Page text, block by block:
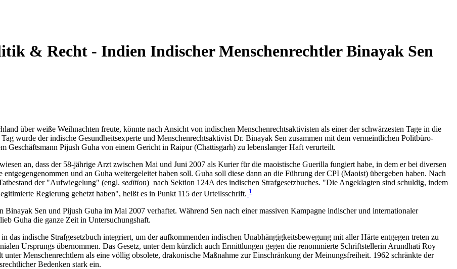
& Recht - Indien Indischer Menschenrechtler Binayak Sen
über weiße Weihnachten freute, könnte nach Ansicht von indischen Menschenrechtsaktivisten als einer der schwärzesten Tage in die
wurde der indische Gesundheitsexperte und Menschenrechtsaktivist Dr. Binayak Sen zusammen mit dem vermeintlichen Politbüro-
Geschäftsmann Pijush Guha von einem Gericht in Raipur (Chattisgarh) zu lebenslanger Haft verurteilt.
an, dass der 58-jährige Arzt zwischen Mai und Juni 2007 als Kurier für die maoistische Guerilla fungiert habe, in dem er bei diversen
und an Guha weitergeleitet haben soll. Guha soll diese dann an die Führung der CPI (Maoist) übergeben haben. Nach
der "Aufwiegelung" (engl. sedition) nach Sektion 124A des indischen Strafgesetzbuches. "Die Angeklagten sind schuldig, indem
Regierung gehetzt haben", heißt es in Punkt 115 der Urteilsschrift. 1
Sen und Pijush Guha im Mai 2007 verhaftet. Während Sen nach einer massiven Kampagne indischer und internationaler
Guha die ganze Zeit in Untersuchungshaft.
indische Strafgesetzbuch integriert, um der aufkommenden indischen Unabhängigkeitsbewegung mit aller Härte entgegen treten zu
Ursprungs übernommen. Das Gesetz, unter dem kürzlich auch Ermittlungen gegen die renommierte Schriftstellerin Arundhati Roy
Menschenrechtlern als eine völlig obsolete, drakonische Maßnahme zur Einschränkung der Meinungsfreiheit. 1962 schränkte der
Bedenken stark ein.